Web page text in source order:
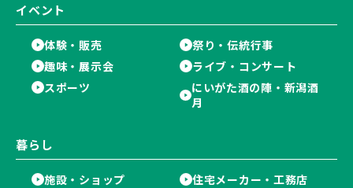
イベント
体験・販売
祭り・伝統行事
趣味・展示会
ライブ・コンサート
スポーツ
にいがた酒の陣・新潟酒
月
暮らし
施設・ショップ
住宅メーカー・工務店